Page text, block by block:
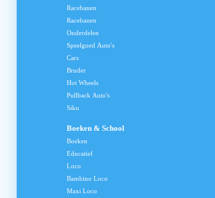
Racebanen
Racebanen
Onderdelen
Speelgoed Auto's
Cars
Bruder
Hot Wheels
Pullback Auto's
Siku
Boeken & School
Boeken
Educatief
Loco
Bambino Loco
Maxi Loco